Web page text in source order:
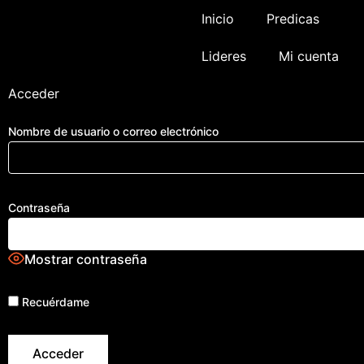
Inicio Predicas
Lideres Mi cuenta
Acceder
Nombre de usuario o correo electrónico
Contraseña
Mostrar contraseña
Recuérdame